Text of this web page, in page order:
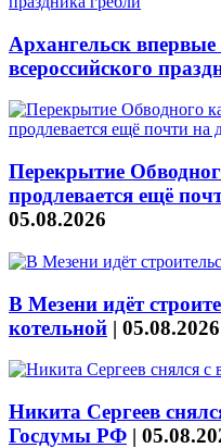
Архангельск
всероссийского
Перекрытие
продлевается ещё
05.08.2026
В Мезени идёт
котельной | 05.08.2026
Никита Сергеев
Госдумы РФ |